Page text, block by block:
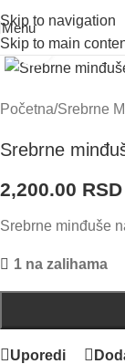
Skip to navigation
Skip to main
Menu
Click to
Početna/Srebrne
Srebrne
2,200.00 RSD
Srebrne minđuše
1 na zalihama
Uporedi